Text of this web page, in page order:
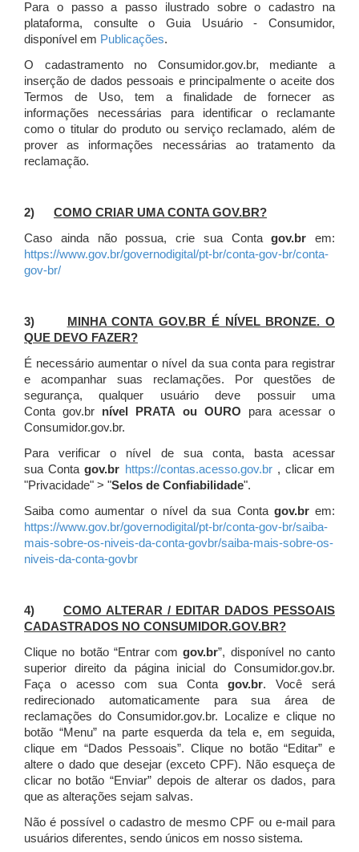
Para o passo a passo ilustrado sobre o cadastro na
plataforma, consulte o Guia Usuário - Consumidor,
disponível em Publicações.
O cadastramento no Consumidor.gov.br, mediante a
inserção de dados pessoais e principalmente o aceite dos
Termos de Uso, tem a finalidade de fornecer as
informações necessárias para identificar o reclamante
como o titular do produto ou serviço reclamado, além de
prover as informações necessárias ao tratamento da
reclamação.
2) COMO CRIAR UMA CONTA GOV.BR?
Caso ainda não possua, crie sua Contagov.br em:
https://www.gov.br/governodigital/pt-br/conta-gov-br/conta-
gov-br/
3)
MINHA CONTA GOV.BR É NÍVEL BRONZE. O
QUE DEVO FAZER?
É necessário aumentar o nível da sua conta para registrar
e acompanhar suas reclamações. Por questões de
segurança, qualquer usuário deve possuir uma
Conta gov.br nível PRATA ou OURO para acessar o
Consumidor.gov.br.
Para verificar o nível de sua conta, basta acessar
sua Contagov.br https://contas.acesso.gov.br, clicar em
"Privacidade" > "Selos de Confiabilidade".
Saiba como aumentar o nível da sua Conta gov.brem:
https://www.gov.br/governodigital/pt-br/conta-gov-br/saiba-
mais-sobre-os-niveis-da-conta-govbr/saiba-mais-sobre-os-
niveis-da-conta-govbr
4) COMO ALTERAR / EDITAR DADOS PESSOAIS
CADASTRADOS NO CONSUMIDOR.GOV.BR?
Clique no botão “Entrar comgov.br”, disponível no canto
superior direito da página inicial do Consumidor.gov.br.
Faça o acesso com sua Conta gov.br. Você será
redirecionado automaticamente para sua área de
reclamações do Consumidor.gov.br.
Localize e clique no
botão “Menu” na parte esquerda da tela e, em seguida,
clique em “Dados Pessoais”. Clique no botão “Editar” e
altere o dado que desejar (exceto CPF). Não esqueça de
clicar no botão “Enviar” depois de alterar os dados, para
que as alterações sejam salvas.
Não é possível o cadastro de mesmo CPF ou e-mail para
usuários diferentes, sendo únicos em nosso sistema.